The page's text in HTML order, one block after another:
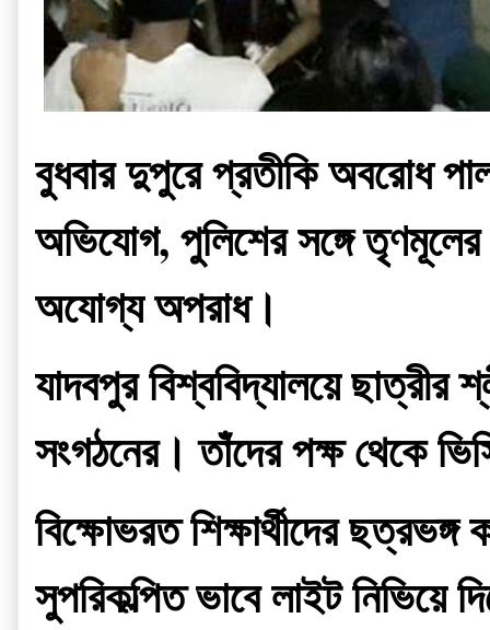
বুধবার দুপুরে প্রতীকি অবরোধ
অভিযোগ, পুলিশের সঙ্গে তৃণমূলের
অযোগ্য অপরাধ।
যাদবপুর বিশ্ববিদ্যালয়ে
সংগঠনের। তাঁদের পক্ষ থেকে
বিক্ষোভরত শিক্ষার্থীদের
সুপরিকল্পিত ভাবে লাইট নিভিয়ে